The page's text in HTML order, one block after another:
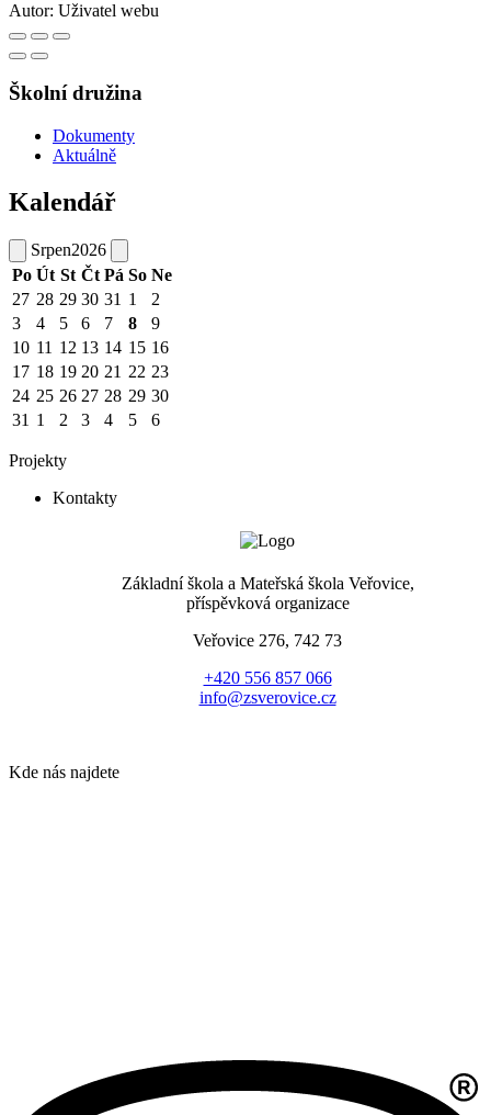
Autor: Uživatel webu
Školní družina
Dokumenty
Aktuálně
Kalendář
Srpen2026
Po Út St Čt Pá So Ne
27 28 29 30 31 1
2
3
4 5 6 7 8
9
10 11 12 13 14 15 16
17 18 19 20 21 22 23
24 25 26 27 28 29 30
31 1 2 3 4 5 6
Projekty
Kontakty
Základní škola a Mateřská škola Veřovice,
příspěvková organizace
Veřovice 276, 742 73
+420 556 857 066
info@zsverovice.cz
Kde nás najdete